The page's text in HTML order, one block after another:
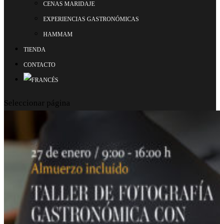
CENAS MARIDAJE
EXPERIENCIAS GASTRONÓMICAS
HAMMAM
TIENDA
CONTACTO
Seleccionar página